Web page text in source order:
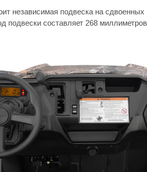
независимая подвеска на
подвески составляет 268